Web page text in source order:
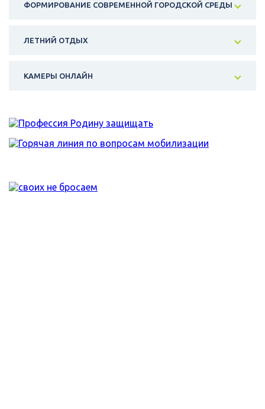
ФОРМИРОВАНИЕ СОВРЕМЕННОЙ ГОРОДСКОЙ СРЕДЫ
ЛЕТНИЙ ОТДЫХ
КАМЕРЫ ОНЛАЙН